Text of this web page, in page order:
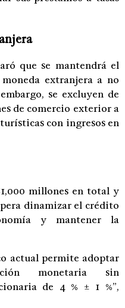
que se mantendrá el
extranjera a no
se excluyen de
de comercio exterior a
con ingresos en
millones en total y
dinamizar el crédito
y mantener la
actual permite adoptar
monetaria sin
de 4 % ± 1 %”,